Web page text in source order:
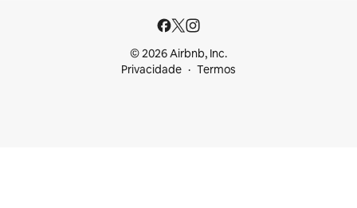
© 2026 Airbnb, Inc.
Privacidade
Termos